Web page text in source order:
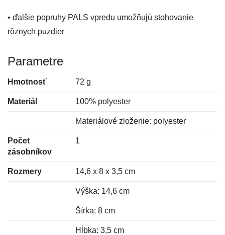
• ďalšie popruhy PALS vpredu umožňujú stohovanie
rôznych puzdier
Parametre
Hmotnosť 72 g
Materiál 100% polyester
Materiálové zloženie: polyester
Počet
zásobníkov
1
Rozmery 14,6 x 8 x 3,5 cm
Výška: 14,6 cm
Šírka: 8 cm
Hĺbka: 3,5 cm